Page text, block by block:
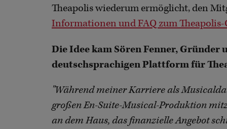
Theapolis wiederum ermöglicht, den
Informationen und FAQ zum Theapolis-
Die Idee kam Sören Fenner,
deutschsprachigen Plattform für
"Während meiner Karriere als
großen En-Suite-Musical-Produktion
an dem Haus, das finanzielle Angebot